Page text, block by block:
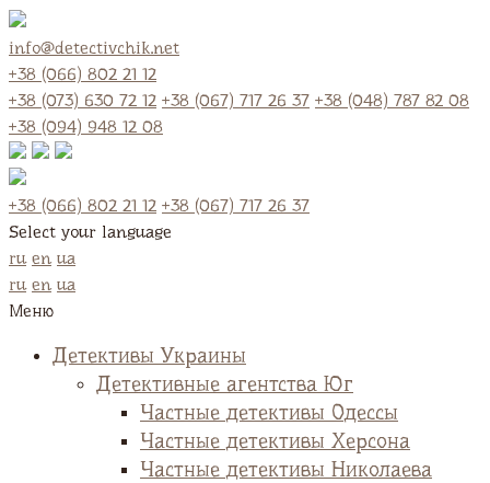
info@detectivchik.net
+38 (066) 802 21 12
+38 (073) 630 72 12 +38 (067) 717 26 37 +38 (048) 787 82 08
+38 (094) 948 12 08
+38 (066) 802 21 12 +38 (067) 717 26 37
Select your language
ru en ua
ru en ua
Меню
Детективы Украины
Детективные агентства Юг
Частные детективы Одессы
Частные детективы Херсона
Частные детективы Николаева